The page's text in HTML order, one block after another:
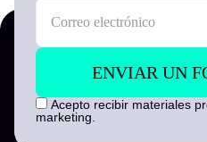
Acepto recibir materiales
marketing.